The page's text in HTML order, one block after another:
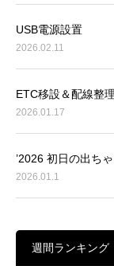
USB電源設置
2026.02.11
ETC移設＆配線整理
2026.01.17
’2026 初日の出ち
2026.01.1
週間ランキング